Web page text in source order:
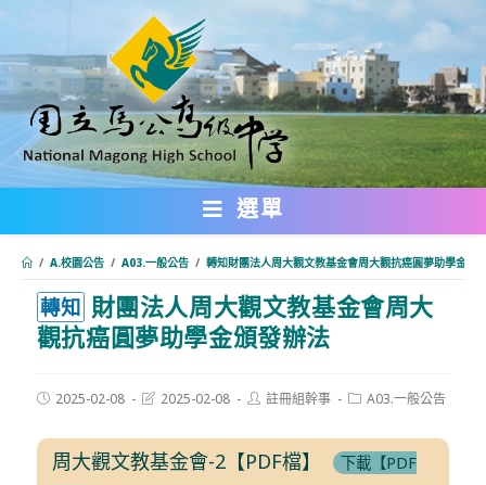
轉
主
要
內
選單
/ A.校園公告 / A03.一般公告 / 轉知財團法人周大觀文教基金會周大觀抗癌圓夢助學金頒
轉知 財團法人周大觀文教基金會周大
觀抗癌圓夢助學金頒發辦法
Post2025-02-08
Post2025-02-08
Post註冊組幹事
PostA03.一般公告
周大觀文教基金會-2【PDF檔】
下載【PDF